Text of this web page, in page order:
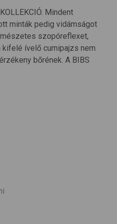
Mindent
minták pedig vidámságot
szopóreflexet,
ívelő cumipajzs nem
bőrének. A BIBS